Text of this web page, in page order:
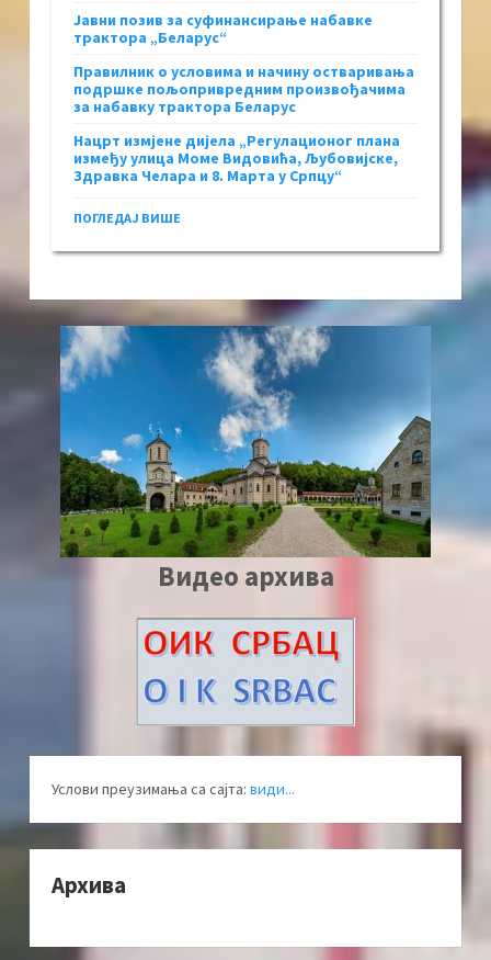
Јавни позив за суфинансирање набавке
трактора „Беларус“
Правилник о условима и начину остваривања
подршке пољопривредним произвођачима
за набавку трактора Беларус
Нацрт измјене дијела „Регулационог плана
између улица Моме Видовића, Љубовијске,
Здравка Челара и 8. Марта у Српцу“
ПОГЛЕДАЈ ВИШЕ
Видео архива
Услови преузимања са сајта: види...
Архива